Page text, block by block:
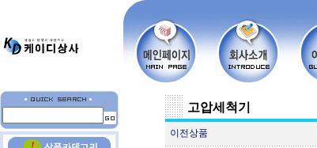
고압세척기
이전상품